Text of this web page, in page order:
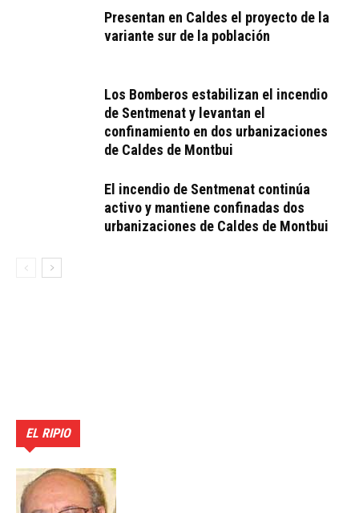
Presentan en Caldes el proyecto de la
variante sur de la población
Los Bomberos estabilizan el incendio
de Sentmenat y levantan el
confinamiento en dos urbanizaciones
de Caldes de Montbui
El incendio de Sentmenat continúa
activo y mantiene confinadas dos
urbanizaciones de Caldes de Montbui
EL RIPIO